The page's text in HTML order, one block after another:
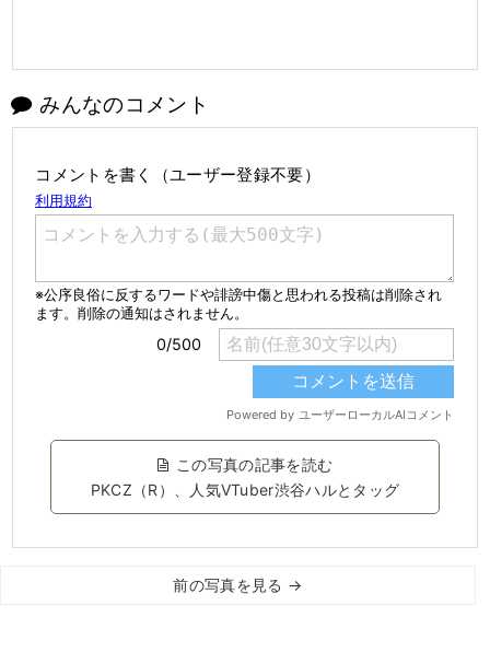
みんなのコメント
コメントを書く（ユーザー登録不要）
この写真の記事を読む
PKCZ（R）、人気VTuber渋谷ハルとタッグ
前の写真を見る →